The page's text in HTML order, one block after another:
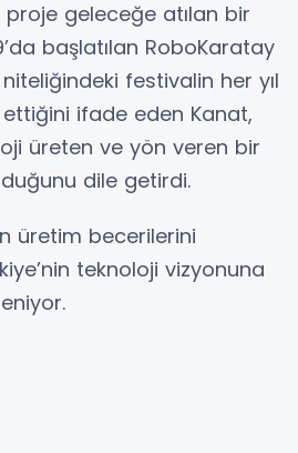
geleceğe atılan bir
başlatılan RoboKaratay
niteliğindeki festivalin her yıl
ifade eden Kanat,
üreten ve yön veren bir
dile getirdi.
üretim becerilerini
teknoloji vizyonuna